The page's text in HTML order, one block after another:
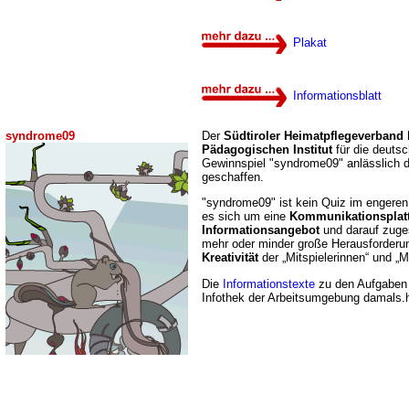
Plakat
Informationsblatt
syndrome09 Der Südtiroler Heimatpflegeverband
Pädagogischen Institutfür die
Gewinnspiel "syndrome09" anlässlich
geschaffen.
"syndrome09" ist kein Quiz im
es sich um eine
Informationsangebotund darauf
mehr oder minder große
Kreativitätder „Mitspielerinnen“ und
Die Informationstexte zu den
Infothek der Arbeitsumgebung